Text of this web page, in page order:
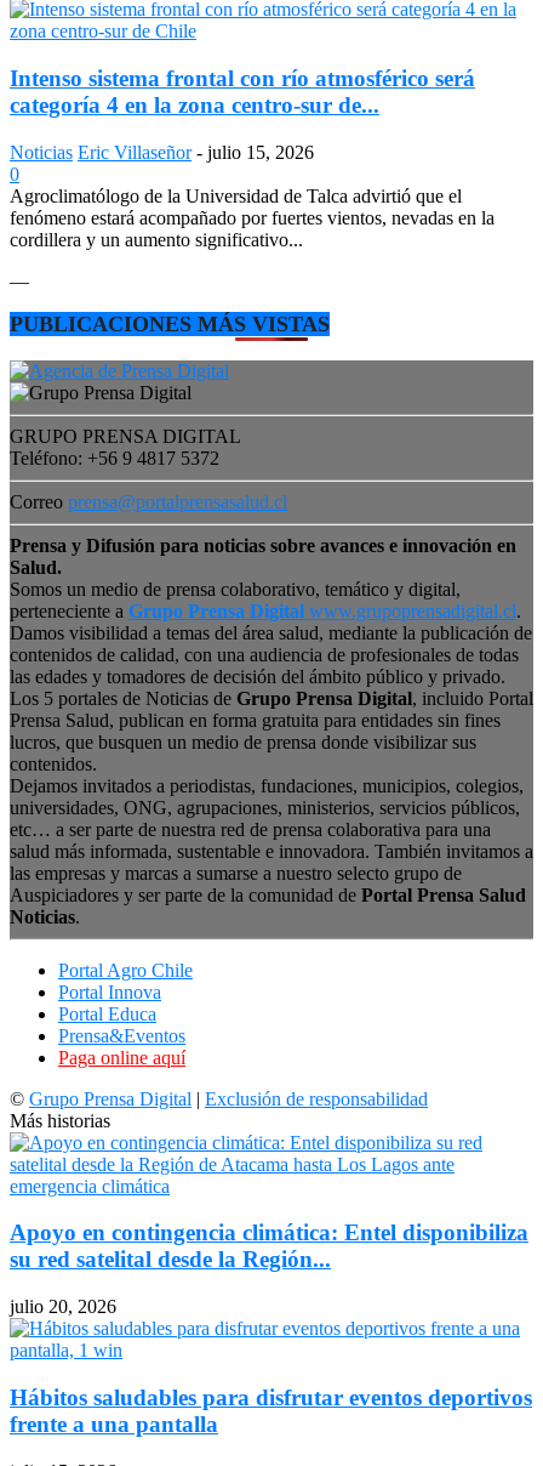
Intenso sistema frontal con río atmosférico será
categoría 4 en la zona centro-sur de...
Noticias Eric Villaseñor - julio 15, 2026
0
Agroclimatólogo de la Universidad de Talca advirtió que el
fenómeno estará acompañado por fuertes vientos, nevadas en la
cordillera y un aumento significativo...
—
PUBLICACIONES MÁS VISTAS
GRUPO PRENSA DIGITAL
Teléfono: +56 9 4817 5372
Correo prensa@portalprensasalud.cl
Prensa y Difusión para noticias sobre avances e innovación en
Salud.
Somos un medio de prensa colaborativo, temático y digital,
perteneciente a Grupo Prensa Digital www.grupoprensadigital.cl.
Damos visibilidad a temas del área salud, mediante la publicación de
contenidos de calidad, con una audiencia de profesionales de todas
las edades y tomadores de decisión del ámbito público y privado.
Los 5 portales de Noticias de Grupo Prensa Digital, incluido Portal
Prensa Salud, publican en forma gratuita para entidades sin fines
lucros, que busquen un medio de prensa donde visibilizar sus
contenidos.
Dejamos invitados a periodistas, fundaciones, municipios, colegios,
universidades, ONG, agrupaciones, ministerios, servicios públicos,
etc… a ser parte de nuestra red de prensa colaborativa para una
salud más informada, sustentable e innovadora. También invitamos a
las empresas y marcas a sumarse a nuestro selecto grupo de
Auspiciadores y ser parte de la comunidad de Portal Prensa Salud
Noticias.
Portal Agro Chile
Portal Innova
Portal Educa
Prensa&Eventos
Paga online aquí
© Grupo Prensa Digital | Exclusión de responsabilidad
Más historias
Apoyo en contingencia climática: Entel disponibiliza
su red satelital desde la Región...
julio 20, 2026
Hábitos saludables para disfrutar eventos deportivos
frente a una pantalla